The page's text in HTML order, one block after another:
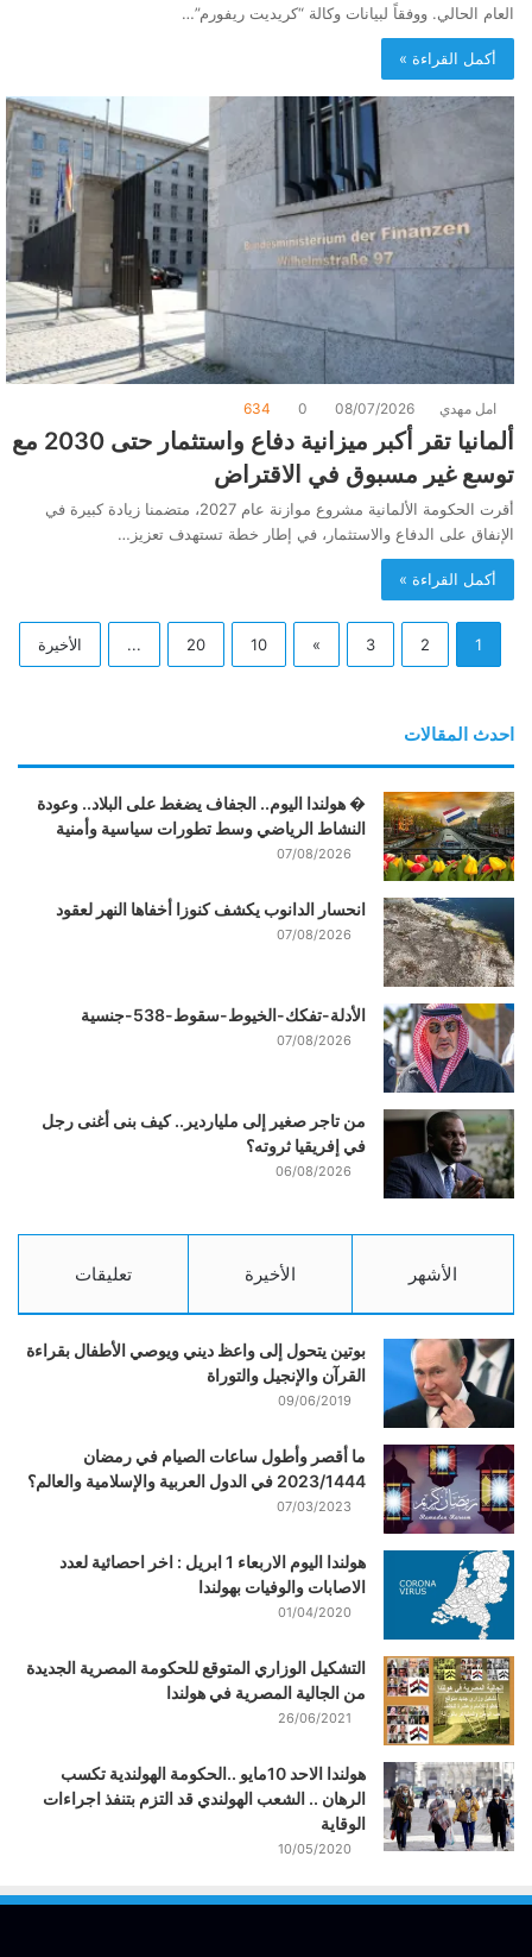
العام الحالي. ووفقاً لبيانات وكالة “كريديت ريفورم”…
أكمل القراءة »
امل مهدي 08/07/2026
0
634
ألمانيا تقر أكبر ميزانية دفاع واستثمار حتى 2030 مع
توسع غير مسبوق في الاقتراض
أقرت الحكومة الألمانية مشروع موازنة عام 2027، متضمنا زيادة كبيرة في
الإنفاق على الدفاع والاستثمار، في إطار خطة تستهدف تعزيز…
أكمل القراءة »
1
2
3
»
10
20
... الأخيرة
احدث المقالات
� هولندا اليوم.. الجفاف يضغط على البلاد.. وعودة
النشاط الرياضي وسط تطورات سياسية وأمنية
07/08/2026
انحسار الدانوب يكشف كنوزا أخفاها النهر لعقود
07/08/2026
الأدلة-تفكك-الخيوط-سقوط-538-جنسية
07/08/2026
من تاجر صغير إلى ملياردير.. كيف بنى أغنى رجل
في إفريقيا ثروته؟
06/08/2026
الأشهر الأخيرة تعليقات
بوتين يتحول إلى واعظ ديني ويوصي الأطفال بقراءة
القرآن والإنجيل والتوراة
09/06/2019
ما أقصر وأطول ساعات الصيام في رمضان
2023/1444 في الدول العربية والإسلامية والعالم؟
07/03/2023
هولندا اليوم الاربعاء 1 ابريل : اخر احصائية لعدد
الاصابات والوفيات بهولندا
01/04/2020
التشكيل الوزاري المتوقع للحكومة المصرية الجديدة
من الجالية المصرية في هولندا
26/06/2021
هولندا الاحد 10مايو ..الحكومة الهولندية تكسب
الرهان .. الشعب الهولندي قد التزم بتنفذ اجراءات
الوقاية
10/05/2020